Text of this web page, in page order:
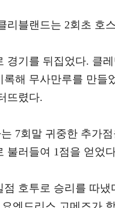
리블랜드는 2회초 호
경기를 뒤집었다. 클
해 무사만루를 만들
뜨렸다.
7회말 귀중한 추가
불러들여 1점을 얻었
호투로 승리를 따